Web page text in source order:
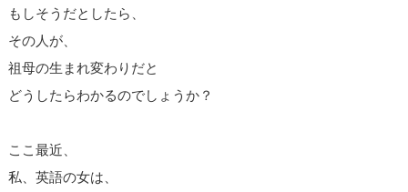
もしそうだとしたら、
その人が、
祖母の生まれ変わりだと
どうしたらわかるのでしょうか？
ここ最近、
私、英語の女は、